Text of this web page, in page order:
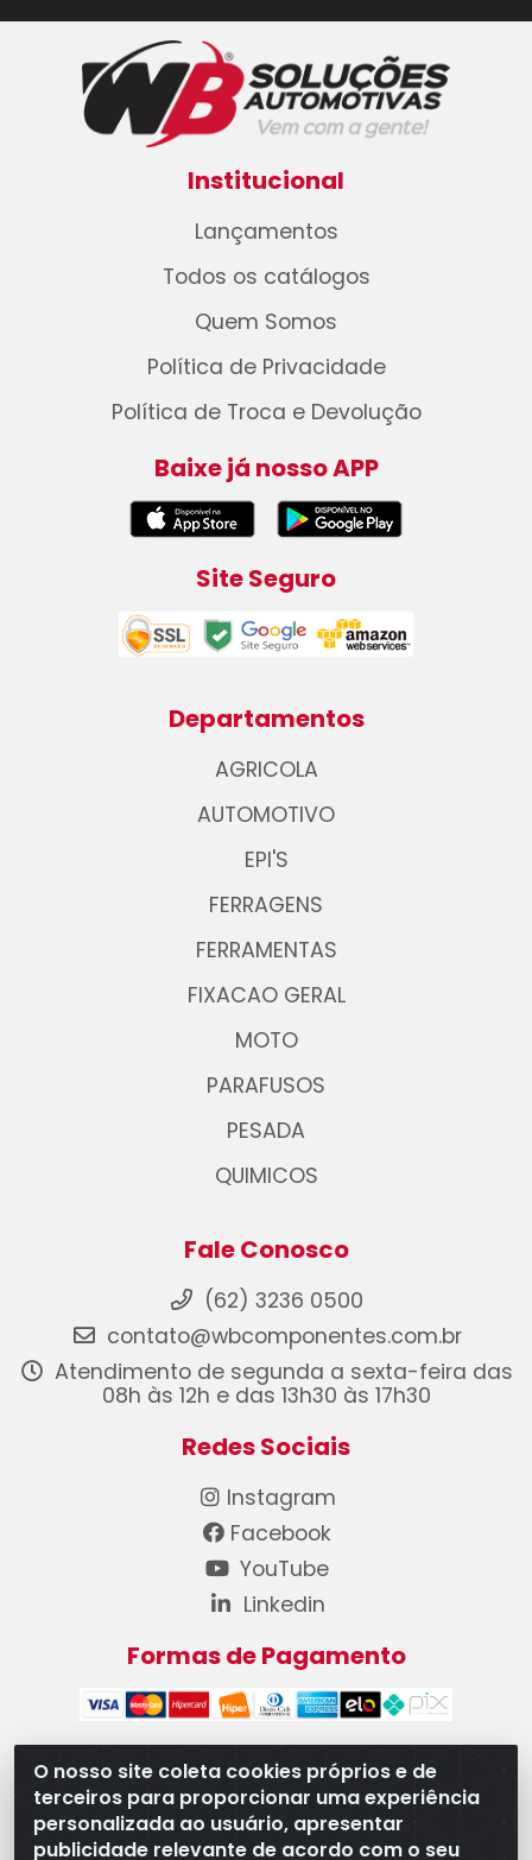
O nosso site coleta cookies próprios e de
terceiros para proporcionar uma experiência
personalizada ao usuário, apresentar
publicidade relevante de acordo com o seu
Institucional
Lançamentos
Todos os catálogos
Quem Somos
Política de Privacidade
Política de Troca e Devolução
Baixe já nosso APP
Site Seguro
Departamentos
AGRICOLA
AUTOMOTIVO
EPI'S
FERRAGENS
FERRAMENTAS
FIXACAO GERAL
MOTO
PARAFUSOS
PESADA
QUIMICOS
Fale Conosco
(62) 3236 0500
contato@wbcomponentes.com.br
Atendimento de segunda a sexta-feira das
08h às 12h e das 13h30 às 17h30
Redes Sociais
Instagram
Facebook
YouTube
Linkedin
Formas de Pagamento
WB Componentes Automotivos LTDA - CNPJ
08.528.393/0001-12 - Rua do Níquel, 667 - Parque
Oeste Industrial, Goiânia/GO - CEP 74375-660